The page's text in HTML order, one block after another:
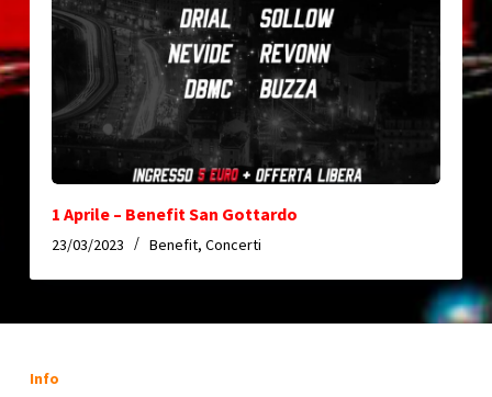
1 Aprile – Benefit San Gottardo
23/03/2023 Benefit, Concerti
Info